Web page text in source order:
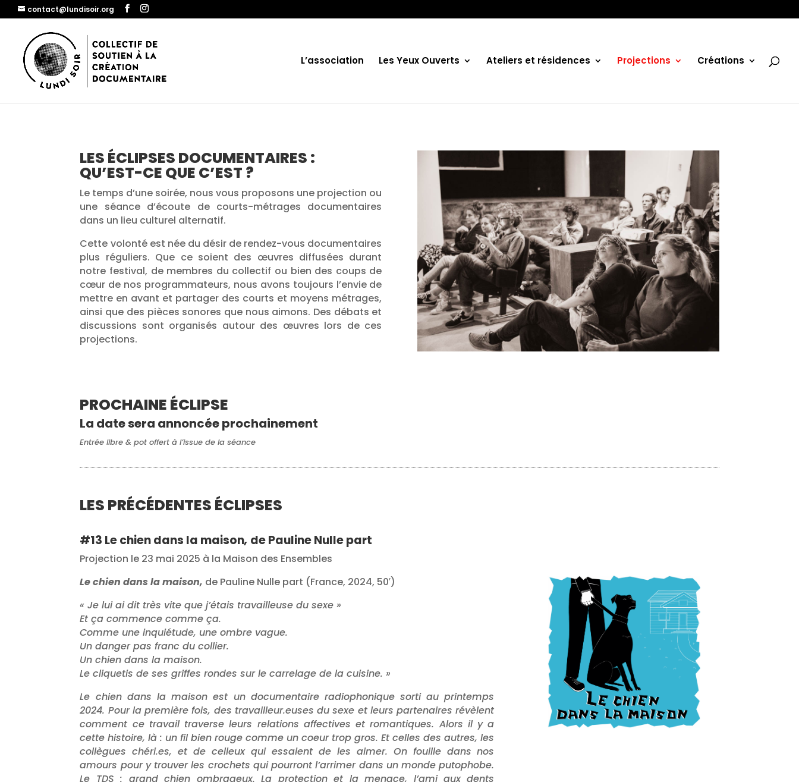
contact@lundisoir.org
L’association Les Yeux Ouverts Ateliers et résidences Projections Créations
LES ÉCLIPSES DOCUMENTAIRES :
QU’EST-CE QUE C’EST ?
Le temps d’une soirée, nous vous proposons une projection ou
une séance d’écoute de courts-métrages documentaires
dans un lieu culturel alternatif.
Cette volonté est née du désir de rendez-vous documentaires
plus réguliers. Que ce soient des œuvres diffusées durant
notre festival, de membres du collectif ou bien des coups de
cœur de nos programmateurs, nous avons toujours l’envie de
mettre en avant et partager des courts et moyens métrages,
ainsi que des pièces sonores que nous aimons. Des débats et
discussions sont organisés autour des œuvres lors de ces
projections.
PROCHAINE ÉCLIPSE
La date sera annoncée prochainement
Entrée libre & pot offert à l’issue de la séance
LES PRÉCÉDENTES ÉCLIPSES
#13 Le chien dans la maison, de Pauline Nulle part
Projection le 23 mai 2025 à la Maison des Ensembles
Le chien dans la maison, de Pauline Nulle part (France, 2024, 50′)
« Je lui ai dit très vite que j’étais travailleuse du sexe »
Et ça commence comme ça.
Comme une inquiétude, une ombre vague.
Un danger pas franc du collier.
Un chien dans la maison.
Le cliquetis de ses griffes rondes sur le carrelage de la cuisine. »
Le chien dans la maison est un documentaire radiophonique sorti au printemps
2024. Pour la première fois, des travailleur.euses du sexe et leurs partenaires révèlent
comment ce travail traverse leurs relations affectives et romantiques. Alors il y a
cette histoire, là : un fil bien rouge comme un coeur trop gros. Et celles des autres, les
collègues chéri.es, et de celleux qui essaient de les aimer. On fouille dans nos
amours pour y trouver les crochets qui pourront l’arrimer dans un monde putophobe.
Le TDS : grand chien ombrageux. La protection et la menace, l’ami aux dents